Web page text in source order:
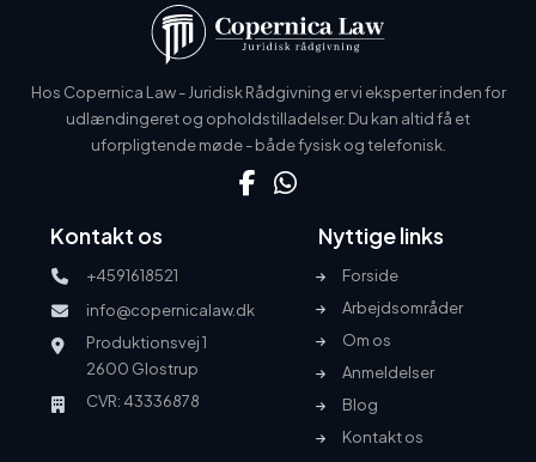
Hos Copernica Law - Juridisk Rådgivning er vi eksperter inden for
udlændingeret og opholdstilladelser. Du kan altid få et
uforpligtende møde - både fysisk og telefonisk.
Nyttige links
Forside
Arbejdsområder
Om os
Anmeldelser
Blog
Kontakt os
Kontakt os
+4591618521
info@copernicalaw.dk
Produktionsvej 1
2600 Glostrup
CVR: 43336878